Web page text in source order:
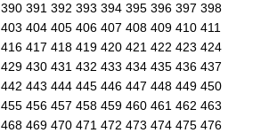
390 391 392 393 394 395 396 397 398
403 404 405 406 407 408 409 410 411
416 417 418 419 420 421 422 423 424
429 430 431 432 433 434 435 436 437
442 443 444 445 446 447 448 449 450
455 456 457 458 459 460 461 462 463
468 469 470 471 472 473 474 475 476